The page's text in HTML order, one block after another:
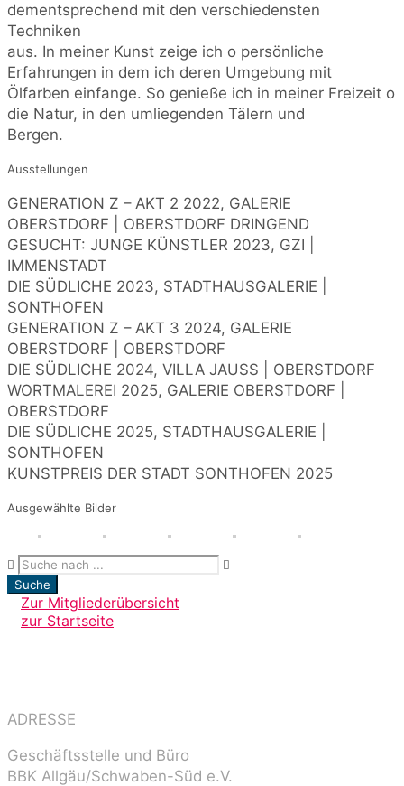
dementsprechend mit den verschiedensten
Techniken
aus. In meiner Kunst zeige ich o persönliche
Erfahrungen in dem ich deren Umgebung mit
Ölfarben einfange. So genieße ich in meiner Freizeit o
die Natur, in den umliegenden Tälern und
Bergen.
Ausstellungen
GENERATION Z – AKT 2 2022, GALERIE
OBERSTDORF | OBERSTDORF DRINGEND
GESUCHT: JUNGE KÜNSTLER 2023, GZI |
IMMENSTADT
DIE SÜDLICHE 2023, STADTHAUSGALERIE |
SONTHOFEN
GENERATION Z – AKT 3 2024, GALERIE
OBERSTDORF | OBERSTDORF
DIE SÜDLICHE 2024, VILLA JAUSS | OBERSTDORF
WORTMALEREI 2025, GALERIE OBERSTDORF |
OBERSTDORF
DIE SÜDLICHE 2025, STADTHAUSGALERIE |
SONTHOFEN
KUNSTPREIS DER STADT SONTHOFEN 2025
Ausgewählte Bilder
Suche
Zur Mitgliederübersicht
zur Startseite
ADRESSE
Geschäftsstelle und Büro
BBK Allgäu/Schwaben-Süd e.V.